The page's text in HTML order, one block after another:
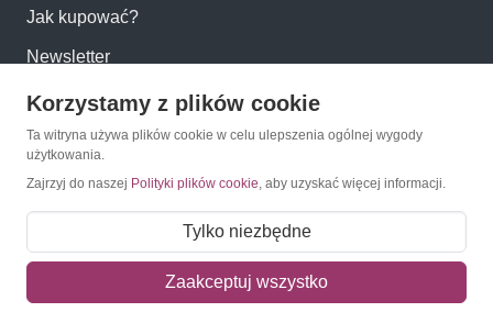
Jak kupować?
Newsletter
Konto
Moje konto
Moje zamówienia
Mój koszyk
Adres dostawy
Korzystamy z plików cookie
Ta witryna używa plików cookie w celu ulepszenia ogólnej wygody
użytkowania.
Zajrzyj do naszej Polityki plików cookie, aby uzyskać więcej informacji.
Tylko niezbędne
Zaakceptuj wszystko